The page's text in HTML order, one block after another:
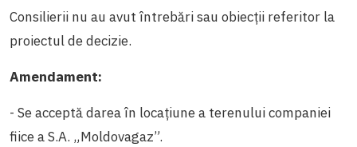
Consilierii nu au avut întrebări sau obiecții referitor la
proiectul de decizie.
Amendament:
- Se acceptă darea în locațiune a terenului companiei
fiice a S.A. „Moldovagaz”.